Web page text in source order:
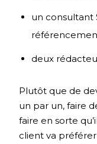
un consultant
deux
Plutôt que de
un par un, faire
faire en sorte
client va